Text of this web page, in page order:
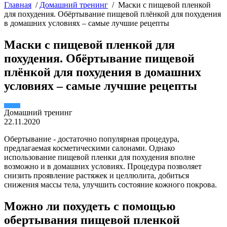
Главная / Домашний тренинг / Маски с пищевой пленкой
для похудения. Обёртывание пищевой плёнкой для похудения
в домашних условиях – самые лучшие рецепты
Маски с пищевой пленкой для
похудения. Обёртывание пищевой
плёнкой для похудения в домашних
условиях – самые лучшие рецепты
Домашний тренинг
22.11.2020
Обертывание - достаточно популярная процедура,
предлагаемая косметическими салонами. Однако
использование пищевой пленки для похудения вполне
возможно и в домашних условиях. Процедура позволяет
снизить проявление растяжек и целлюлита, добиться
снижения массы тела, улучшить состояние кожного покрова.
Можно ли похудеть с помощью
обертывания пищевой пленкой